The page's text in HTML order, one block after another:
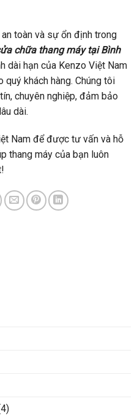
toàn và sự ổn định trong
chữa thang máy tại Bình
dài hạn của Kenzo Việt Nam
khách hàng. Chúng tôi
chuyên nghiệp, đảm bảo
dài.
Nam để được tư vấn và hỗ
thang máy của bạn luôn